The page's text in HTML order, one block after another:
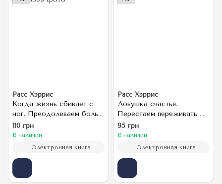
Расс Хэррис
Когда жизнь сбивает с
ног. Преодолеваем боль и
справляемся с кризисами
с помощью терапии
110 грн
В наличии
Электронная книга
Расс Хэррис
Ловушка счастья.
Перестаем переживать –
начинаем жить
95 грн
В наличии
Электронная книга